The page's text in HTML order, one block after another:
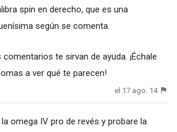
spin en derecho, que es una
según se comenta.
te sirvan de ayuda. ¡Échale
a ver qué te parecen!
el 17 ago. 14
omega IV pro de revés y probare la